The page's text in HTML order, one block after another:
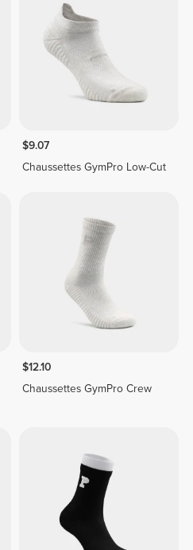
$9.07
Chaussettes GymPro Low-Cut
$12.10
Chaussettes GymPro Crew